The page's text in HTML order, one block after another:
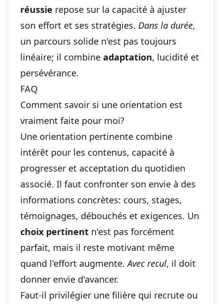
réussie repose sur la capacité à ajuster
son effort et ses stratégies. Dans la durée,
un parcours solide n'est pas toujours
linéaire; il combine adaptation, lucidité et
persévérance.
FAQ
Comment savoir si une orientation est
vraiment faite pour moi?
Une orientation pertinente combine
intérêt pour les contenus, capacité à
progresser et acceptation du quotidien
associé. Il faut confronter son envie à des
informations concrètes: cours, stages,
témoignages, débouchés et exigences. Un
choix pertinent n'est pas forcément
parfait, mais il reste motivant même
quand l'effort augmente.Avec recul, il doit
donner envie d'avancer.
Faut-il privilégier une filière qui recrute ou